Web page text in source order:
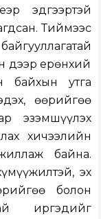
эдгээртэй
Тиймээс
дээр ерөнхий
байхын утга
өөрийгөө
эзэмшүүлэх
хичээлийн
байна.
эх
болон
иргэдийг